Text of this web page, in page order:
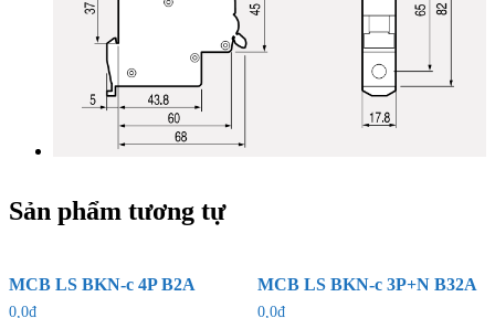
Sản phẩm tương tự
MCB LS BKN-c 4P B2A
0,0₫
MCB LS BKN-c 3P+N B32A
0,0₫